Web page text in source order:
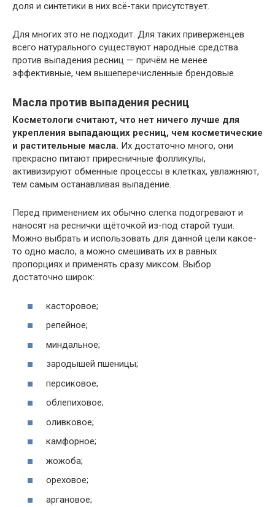
доля и синтетики в них всё-таки присутствует.
Для многих это не подходит. Для таких приверженцев
всего натурального существуют народные средства
против выпадения ресниц — причём не менее
эффективные, чем вышеперечисленные брендовые.
Масла против выпадения ресниц
Косметологи считают, что нет ничего лучше для
укрепления выпадающих ресниц, чем косметические
и растительные масла. Их достаточно много, они
прекрасно питают приресничные фолликулы,
активизируют обменные процессы в клетках, увлажняют,
тем самым останавливая выпадение.
Перед применением их обычно слегка подогревают и
наносят на реснички щёточкой из-под старой туши.
Можно выбрать и использовать для данной цели какое-
то одно масло, а можно смешивать их в равных
пропорциях и применять сразу миксом. Выбор
достаточно широк:
касторовое;
репейное;
миндальное;
зародышей пшеницы;
персиковое;
облепиховое;
оливковое;
камфорное;
жожоба;
ореховое;
аргановое;